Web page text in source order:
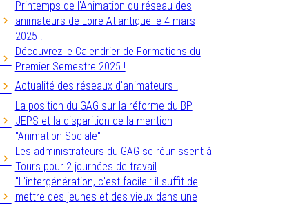
Printemps de l'Animation du réseau des
animateurs de Loire-Atlantique le 4 mars
2025 !
Découvrez le Calendrier de Formations du
Premier Semestre 2025 !
Actualité des réseaux d'animateurs !
La position du GAG sur la réforme du BP
JEPS et la disparition de la mention
"Animation Sociale"
Les administrateurs du GAG se réunissent à
Tours pour 2 journées de travail
"L'intergénération, c'est facile : il suffit de
mettre des jeunes et des vieux dans une